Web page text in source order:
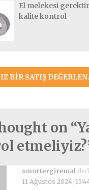
El melekesi
kalite kontrol
SATIŞ DEĞERLENDIRME TOPLANTISI
on “
etmeliyiz?
smortergiremal
11 Ağustos 2024,